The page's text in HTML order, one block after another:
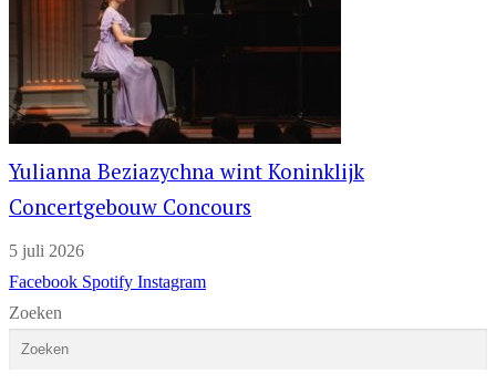
Yulianna Beziazychna wint Koninklijk
Concertgebouw Concours
5 juli 2026
Facebook Spotify Instagram
Zoeken